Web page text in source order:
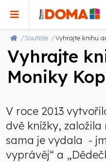
Soutěže Vyhrajte knihu
Vyhrajte
Moniky
V roce 2013
dvě knížky,
sama je vydala -
vyprávěj“ a